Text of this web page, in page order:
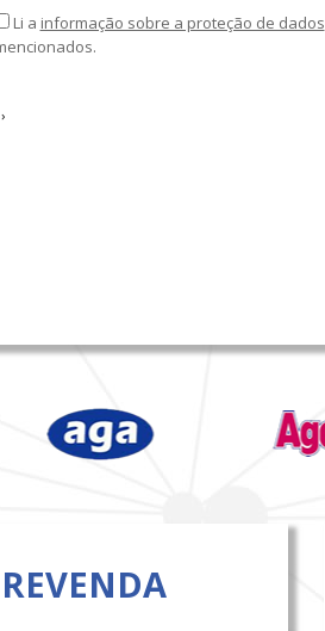
Li a informação sobre a proteção de dados
›